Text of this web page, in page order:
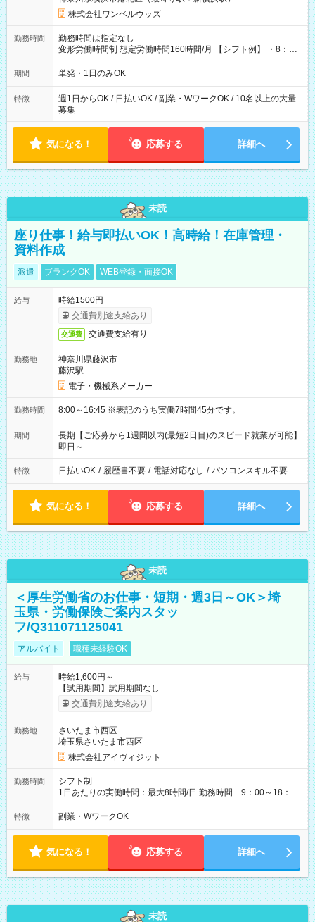
株式会社ワンベルウッズ
勤務時間
勤務時間は指定なし
変形労働時間制 想定労働時間160時間/月 【シフト例】 ・8：00
～21：00
期間 単発・1日のみOK
特徴
週1日からOK / 日払いOK / 副業・WワークOK / 10名以上の大量
募集
気になる！ 応募する 詳細へ
未読
座り仕事！給与即払いOK！高時給！在庫管理・
資料作成
派遣 ブランクOK WEB登録・面接OK
給与
時給1500円
交通費別途支給あり
交通費 交通費支給有り
勤務地
神奈川県藤沢市
藤沢駅
電子・機械系メーカー
勤務時間 8:00～16:45 ※表記のうち実働7時間45分です。
期間
長期【ご応募から1週間以内(最短2日目)のスピード就業が可能】
即日～
特徴 日払いOK / 履歴書不要 / 電話対応なし / パソコンスキル不要
気になる！ 応募する 詳細へ
未読
＜厚生労働省のお仕事・短期・週3日～OK＞埼
玉県・労働保険ご案内スタッ
フ/Q311071125041
アルバイト 職種未経験OK
給与
時給1,600円～
【試用期間】試用期間なし
交通費別途支給あり
勤務地
さいたま市西区
埼玉県さいたま市西区
株式会社アイヴィジット
勤務時間
シフト制
1日あたりの実働時間：最大8時間/日 勤務時間 9：00～18：
00(実働8h、休憩1h) 土日祝含む週3日～OK、シフト制 ※もちろ
ん週5日勤務もOK♪ 勤務期間：2026年8月12日～9月9日※リスト
特徴 副業・WワークOK
気になる！ 応募する 詳細へ
未読